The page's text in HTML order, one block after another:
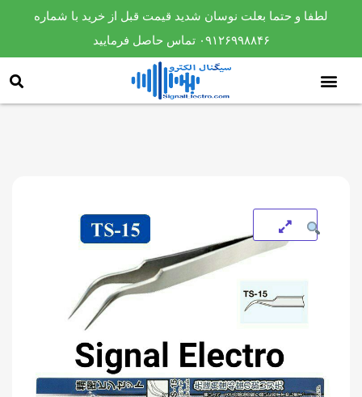
لطفا و حتما بعلت نوسان شدید قیمت قبل از خرید با شماره
۰۹۱۲۶۹۹۸۸۴۶ تماس حاصل فرمایید